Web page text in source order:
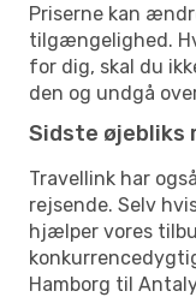
Priserne kan
tilgængelighed.
for dig, skal du
den og undgå
Sidste øjebliks
Travellink har
rejsende. Selv
hjælper vores
Hamborg til